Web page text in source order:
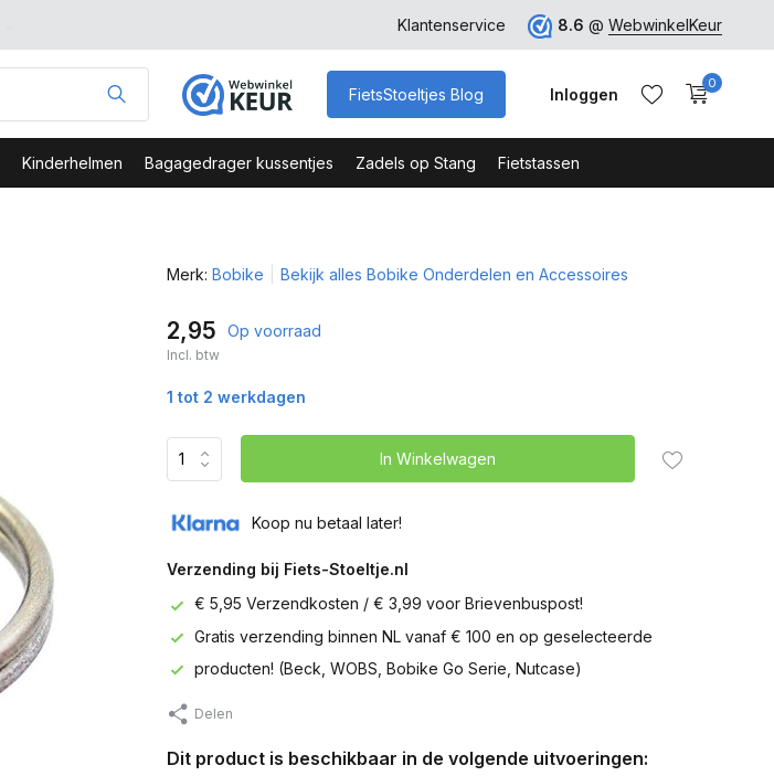
Klantenservice 8.6 @ WebwinkelKeur
FietsStoeltjes Blog Inloggen
0
Kinderhelmen Bagagedrager kussentjes Zadels op Stang Fietstassen
Merk: Bobike Bekijk alles Bobike Onderdelen en Accessoires
2,95 Op voorraad
Incl. btw
1 tot 2 werkdagen
In Winkelwagen
Koop nu betaal later!
Verzending bij Fiets-Stoeltje.nl
€ 5,95 Verzendkosten / € 3,99 voor Brievenbuspost!
Gratis verzending binnen NL vanaf € 100 en op geselecteerde
producten! (Beck, WOBS, Bobike Go Serie, Nutcase)
Delen
Dit product is beschikbaar in de volgende uitvoeringen: